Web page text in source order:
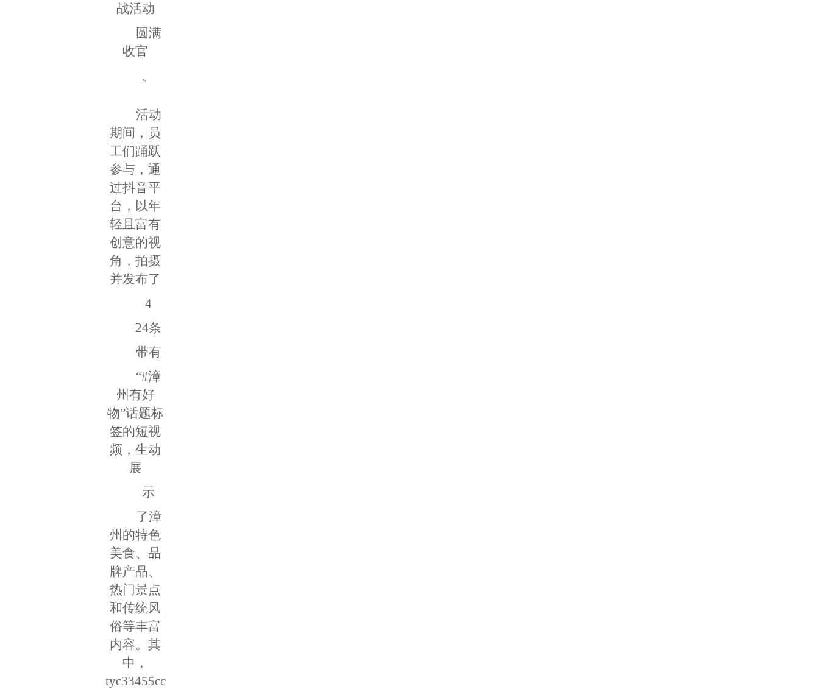
战活动
圆满
收官
。
活动
期间，员
工们踊跃
参与，通
过抖音平
台，以年
轻且富有
创意的视
角，拍摄
并发布了
4
24条
带有
“#漳
州有好
物”话题标
签的短视
频，生动
展
示
了漳
州的特色
美食、品
牌产品、
热门景点
和传统风
俗等丰富
内容。其
中，
tyc33455cc